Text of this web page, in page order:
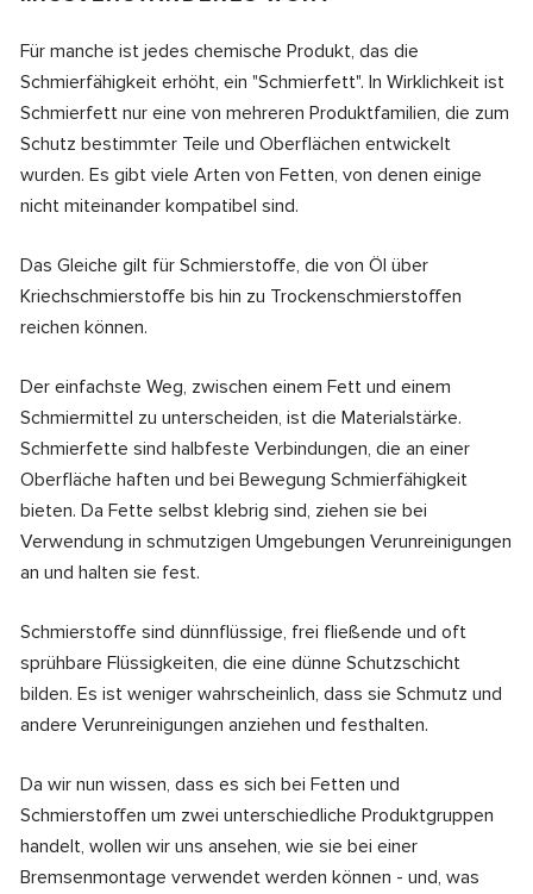
Für manche ist jedes chemische Produkt, das die
Schmierfähigkeit erhöht, ein "Schmierfett". In Wirklichkeit ist
Schmierfett nur eine von mehreren Produktfamilien, die zum
Schutz bestimmter Teile und Oberflächen entwickelt
wurden. Es gibt viele Arten von Fetten, von denen einige
nicht miteinander kompatibel sind.
Das Gleiche gilt für Schmierstoffe, die von Öl über
Kriechschmierstoffe bis hin zu Trockenschmierstoffen
reichen können.
Der einfachste Weg, zwischen einem Fett und einem
Schmiermittel zu unterscheiden, ist die Materialstärke.
Schmierfette sind halbfeste Verbindungen, die an einer
Oberfläche haften und bei Bewegung Schmierfähigkeit
bieten. Da Fette selbst klebrig sind, ziehen sie bei
Verwendung in schmutzigen Umgebungen Verunreinigungen
an und halten sie fest.
Schmierstoffe sind dünnflüssige, frei fließende und oft
sprühbare Flüssigkeiten, die eine dünne Schutzschicht
bilden. Es ist weniger wahrscheinlich, dass sie Schmutz und
andere Verunreinigungen anziehen und festhalten.
Da wir nun wissen, dass es sich bei Fetten und
Schmierstoffen um zwei unterschiedliche Produktgruppen
handelt, wollen wir uns ansehen, wie sie bei einer
Bremsenmontage verwendet werden können - und, was